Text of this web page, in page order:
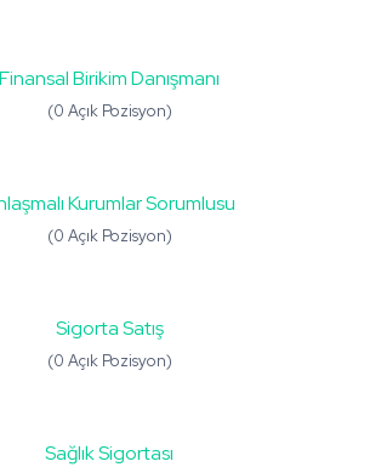
Finansal Birikim Danışmanı
(0 Açık Pozisyon)
Kurumlar Sorumlusu
(0 Açık Pozisyon)
Sigorta Satış
(0 Açık Pozisyon)
Sağlık Sigortası